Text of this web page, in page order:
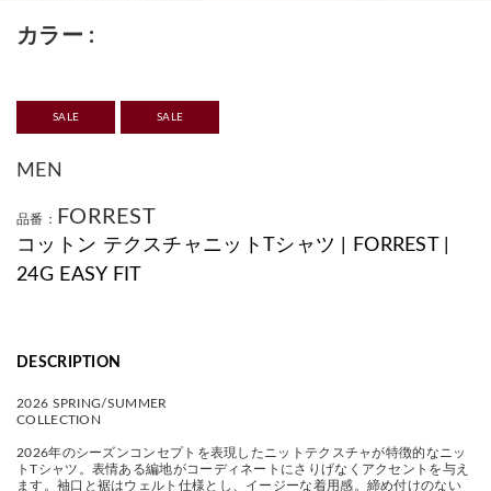
カラー
SALE SALE
MEN
品番： FORREST
コットン テクスチャニットTシャツ | FORREST |
24G EASY FIT
DESCRIPTION
2026 SPRING/SUMMER
COLLECTION
2026年のシーズンコンセプトを表現したニットテクスチャが特徴的なニッ
トTシャツ。表情ある編地がコーディネートにさりげなくアクセントを与え
ます。袖口と裾はウェルト仕様とし、イージーな着用感。締め付けのない